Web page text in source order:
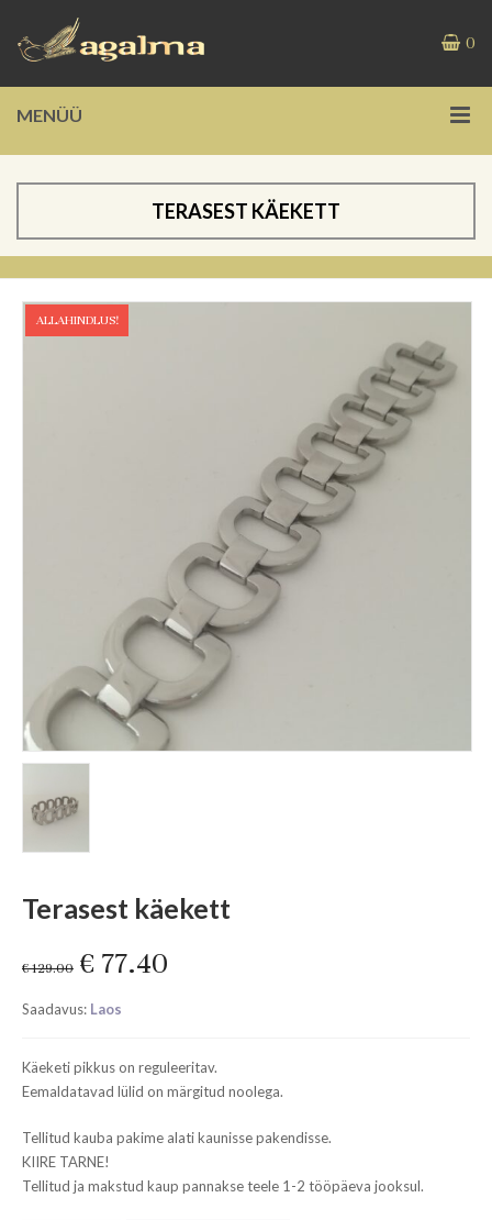
0
MENÜÜ
TERASEST KÄEKETT
ALLAHINDLUS!
Terasest käekett
€129.00 Original
price
€ 129.00.
€ 77.40
€ 77.40.
Saadavus: Laos
Käeketi pikkus on reguleeritav.
Eemaldatavad lülid on märgitud noolega.
Tellitud kauba pakime alati kaunisse pakendisse.
KIIRE TARNE!
Tellitud ja makstud kaup pannakse teele 1-2 tööpäeva jooksul.